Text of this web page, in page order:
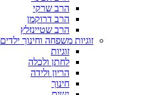
הרב שרקי
הרב דרוקמן
הרב שטיינזלץ
זוגיות משפחה וחינוך ילדים
זוגיות
לחתן ולכלה
הריון ולידה
חינוך